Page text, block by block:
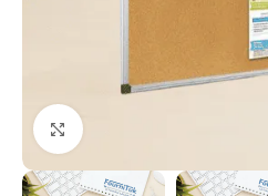
Cliquez pour agrandir